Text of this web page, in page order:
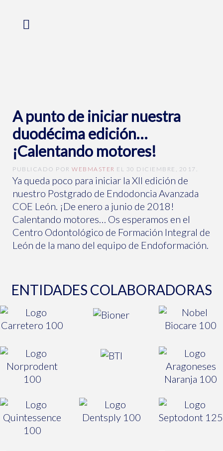
A punto de iniciar nuestra
duodécima edición…
¡Calentando motores!
PUBLICADO POR WEBMASTER EL 30 DICIEMBRE, 2017 .
Ya queda poco para iniciar la XII edición de
nuestro Postgrado de Endodoncia Avanzada
COE León. ¡De enero a junio de 2018!
Calentando motores… Os esperamos en el
Centro Odontológico de Formación Integral de
León de la mano del equipo de Endoformación.
ENTIDADES COLABORADORAS